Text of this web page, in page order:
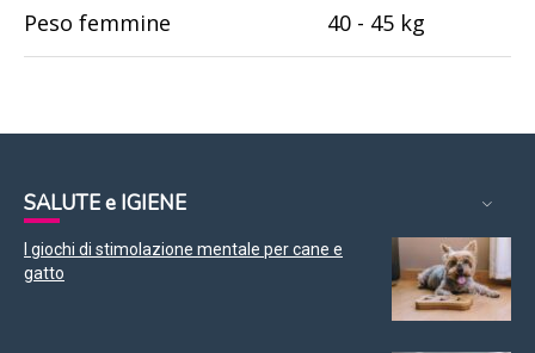
Peso femmine 40 - 45 kg
SALUTE e IGIENE
I giochi di stimolazione mentale per cane e
gatto